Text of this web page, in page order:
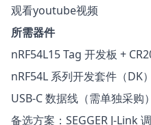
观看youtube视频
所需器件
nRF54L15 Tag 开发板 +
nRF54L 系列开发套件（DK
USB‑C 数据线（需单独采购）
备选方案：SEGGER J‑Link